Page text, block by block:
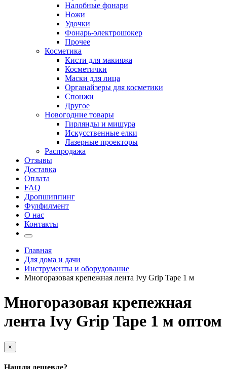
Налобные фонари
Ножи
Удочки
Фонарь-электрошокер
Прочее
Косметика
Кисти для макияжа
Косметички
Маски для лица
Органайзеры для косметики
Спонжи
Другое
Новогодние товары
Гирлянды и мишура
Искусственные елки
Лазерные проекторы
Распродажа
Отзывы
Доставка
Оплата
FAQ
Дропшиппинг
Фулфилмент
О нас
Контакты
Главная
Для дома и дачи
Инструменты и оборудование
Многоразовая крепежная лента Ivy Grip Tape 1 м
Многоразовая крепежная
лента Ivy Grip Tape 1 м оптом
×